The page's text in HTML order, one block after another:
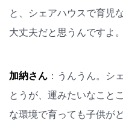
と、シェアハウスで育児
大丈夫だと思うんですよ。
加納さん ：うんうん。シ
とうが、運みたいなこと
な環境で育っても子供が